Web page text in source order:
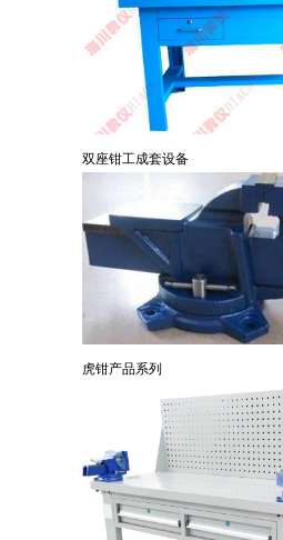
双座钳工成套设备
虎钳产品系列